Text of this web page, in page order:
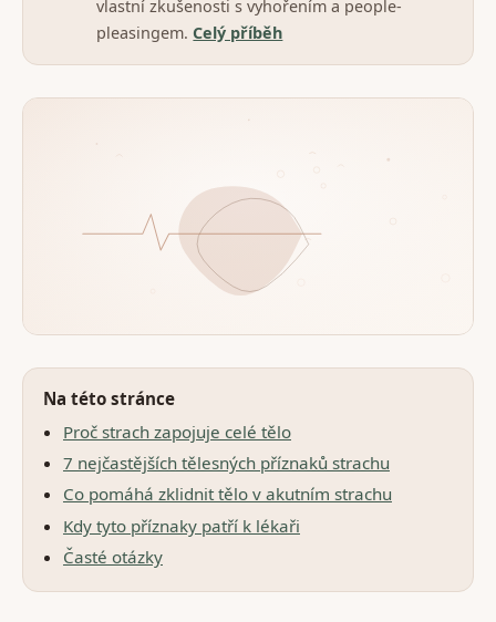
vlastní zkušenosti s vyhořením a people-
pleasingem.Celý příběh
Na této stránce
Proč strach zapojuje celé tělo
7 nejčastějších tělesných příznaků strachu
Co pomáhá zklidnit tělo v akutním strachu
Kdy tyto příznaky patří k lékaři
Časté otázky